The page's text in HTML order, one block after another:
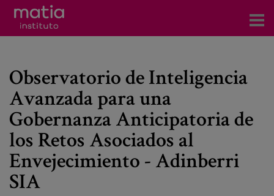
Investigación
Publicaciones
Participación en foros
Consultoría
Formación
Observatorio de Inteligencia
Avanzada para una
Gobernanza Anticipatoria de
los Retos Asociados al
Envejecimiento - Adinberri
SIA